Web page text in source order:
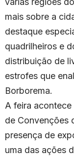
mais sobre a
destaque
quadrilheiros e
distribuição de
estrofes que
Borborema.
A feira
de Convenções
presença de
uma das ações